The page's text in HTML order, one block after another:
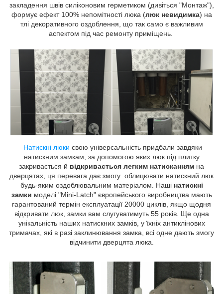
закладення швів силіконовим герметиком (дивіться "Монтаж"),
формує ефект 100% непомітності люка (люк невидимка) на
тлі декоративного оздоблення, що так само є важливим
аспектом під час ремонту приміщень.
Натискні люки свою універсальність придбали завдяки
натискним замкам, за допомогою яких люк під плитку
закривається й відкривається легким натисканням на
дверцятах, ця перевага дає змогу облицювати натискний люк
будь-яким оздоблювальним матеріалом. Наші натискні
замки моделі "Mini-Latch" європейського виробництва мають
гарантований термін експлуатації 20000 циклів, якщо щодня
відкривати люк, замки вам слугуватимуть 55 років. Ще одна
унікальність наших натискних замків, у їхніх антиклінових
тримачах, які в разі заклинювання замка, всі одне дають змогу
відчинити дверцята люка.